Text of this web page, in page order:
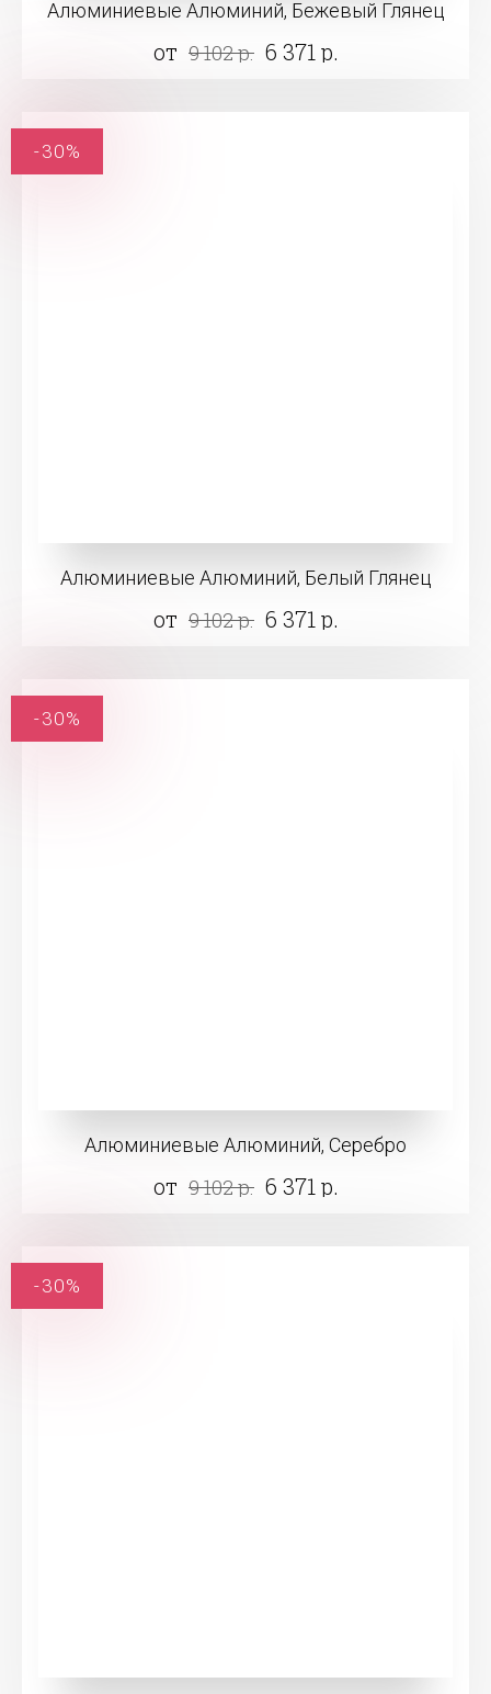
Алюминиевые Алюминий, Бежевый Глянец
от 9 102 р. 6 371 р.
Алюминиевые Алюминий, Белый Глянец
от 9 102 р. 6 371 р.
-30%
Алюминиевые Алюминий, Серебро
от 9 102 р. 6 371 р.
-30%
-30%